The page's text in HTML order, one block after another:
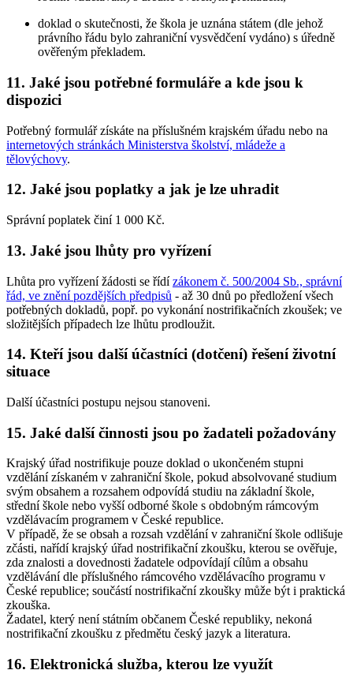
doklad o skutečnosti, že škola je uznána státem (dle jehož
právního řádu bylo zahraniční vysvědčení vydáno) s úředně
ověřeným překladem.
11. Jaké jsou potřebné formuláře a kde jsou k
dispozici
Potřebný formulář získáte na příslušném krajském úřadu nebo na
internetových stránkách Ministerstva školství, mládeže a
tělovýchovy.
12. Jaké jsou poplatky a jak je lze uhradit
Správní poplatek činí 1 000 Kč.
13. Jaké jsou lhůty pro vyřízení
Lhůta pro vyřízení žádosti se řídízákonem č. 500/2004 Sb., správní
řád, ve znění pozdějších předpisů - až 30 dnů po předložení všech
potřebných dokladů, popř. po vykonání nostrifikačních zkoušek; ve
složitějších případech lze lhůtu prodloužit.
14. Kteří jsou další účastníci (dotčení) řešení životní
situace
Další účastníci postupu nejsou stanoveni.
15. Jaké další činnosti jsou po žadateli požadovány
Krajský úřad nostrifikuje pouze doklad o ukončeném stupni
vzdělání získaném v zahraniční škole, pokud absolvované studium
svým obsahem a rozsahem odpovídá studiu na základní škole,
střední škole nebo vyšší odborné škole s obdobným rámcovým
vzdělávacím programem v České republice.
V případě, že se obsah a rozsah vzdělání v zahraniční škole odlišuje
zčásti, nařídí krajský úřad nostrifikační zkoušku, kterou se ověřuje,
zda znalosti a dovednosti žadatele odpovídají cílům a obsahu
vzdělávání dle příslušného rámcového vzdělávacího programu v
České republice; součástí nostrifikační zkoušky může být i praktická
zkouška.
Žadatel, který není státním občanem České republiky, nekoná
nostrifikační zkoušku z předmětu český jazyk a literatura.
16. Elektronická služba, kterou lze využít